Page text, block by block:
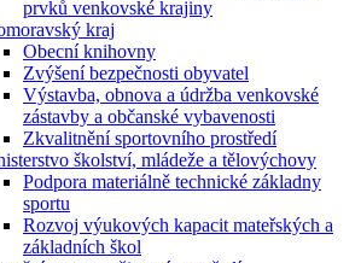
prvků venkovské krajiny
kraj
Obecní knihovny
Zvýšení bezpečnosti obyvatel
Výstavba, obnova a údržba venkovské
zástavby a občanské vybavenosti
Zkvalitnění sportovního prostředí
školství, mládeže a tělovýchovy
Podpora materiálně technické základny
sportu
Rozvoj výukových kapacit mateřských a
základních škol